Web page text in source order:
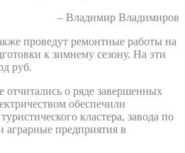
– Владимир Владимиров
проведут ремонтные работы на
к зимнему сезону. На эти
руб.
отчитались о ряде завершенных
обеспечили
кластера, завода по
аграрные предприятия в